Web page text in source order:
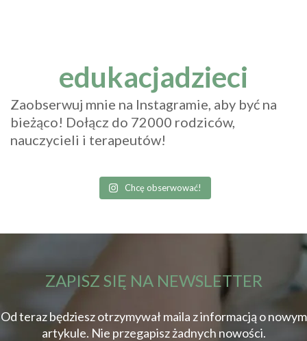
edukacjadzieci
Zaobserwuj mnie na Instagramie, aby być na
bieżąco! Dołącz do 72000 rodziców,
nauczycieli i terapeutów!
Chcę obserwować!
ZAPISZ SIĘ NA NEWSLETTER
Od teraz będziesz otrzymywał maila z informacją o nowym
artykule. Nie przegapisz żadnych nowości.